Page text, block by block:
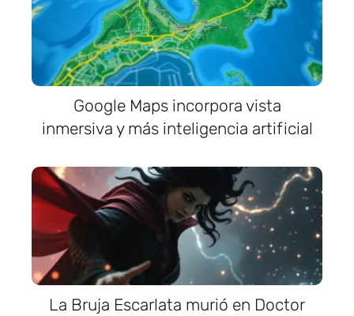
Google Maps incorpora vista
inmersiva y más inteligencia artificial
La Bruja Escarlata murió en Doctor